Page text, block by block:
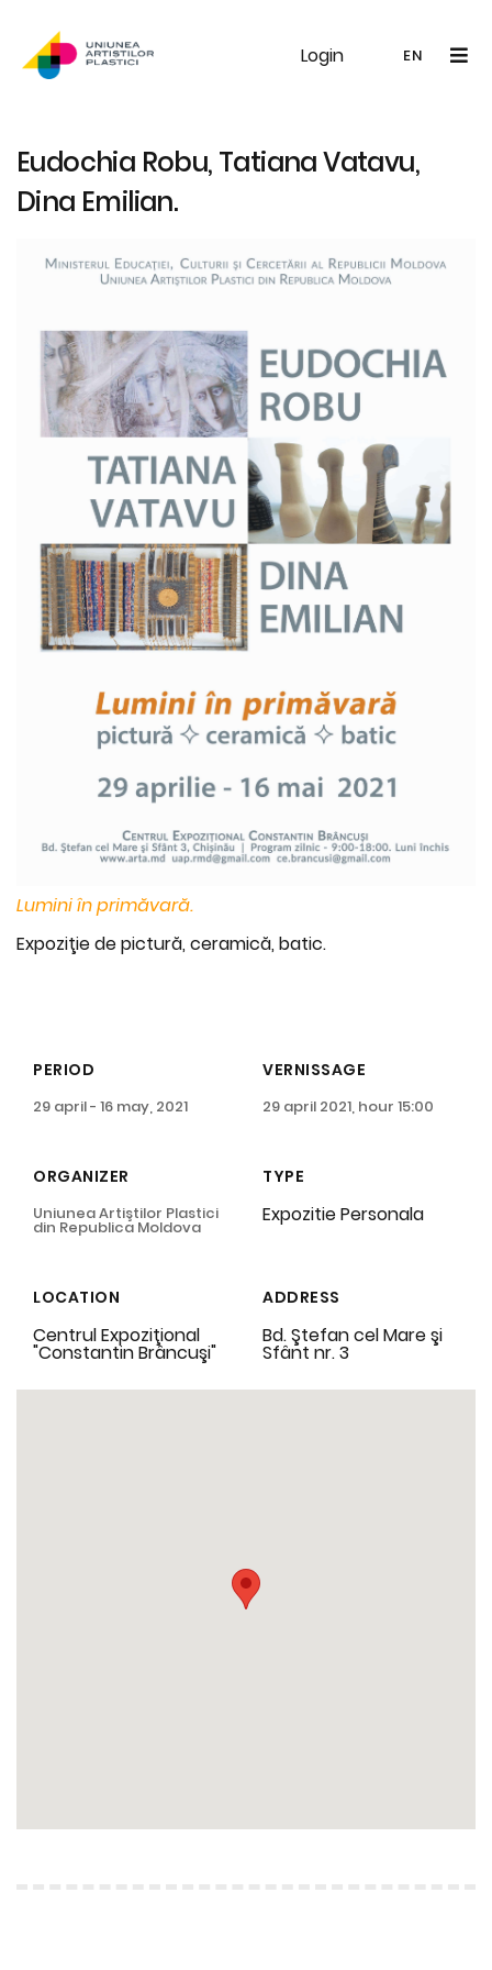
Login EN
EN
UAP Galerie Noutăți
Eudochia Robu, Tatiana Vatavu,
Dina Emilian.
Lumini în primăvară.
Expoziţie de pictură, ceramică, batic.
PERIOD
29 april - 16 may, 2021
VERNISSAGE
29 april 2021, hour 15:00
ORGANIZER
Uniunea Artiştilor Plastici
din Republica Moldova
TYPE
Expozitie Personala
LOCATION
Centrul Expoziţional
"Constantin Brâncuşi"
ADDRESS
Bd. Ştefan cel Mare şi
Sfânt nr. 3